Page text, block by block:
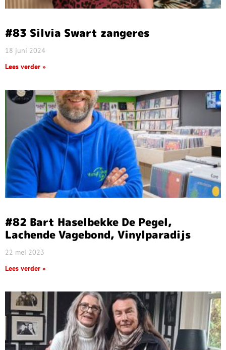
#83 Silvia Swart zangeres
18 juni 2024
Lees verder »
#82 Bart Haselbekke De Pegel,
Lachende Vagebond, Vinylparadijs
22 mei 2023
Lees verder »